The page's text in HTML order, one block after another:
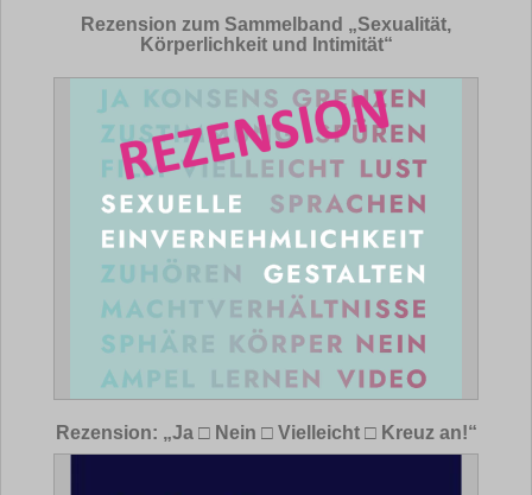
Rezension zum Sammelband „Sexualität,
Körperlichkeit und Intimität“
Rezension: „Ja □ Nein □ Vielleicht □ Kreuz an!“